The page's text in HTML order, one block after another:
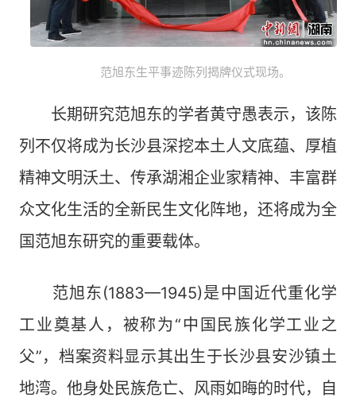
范旭东生平事迹陈列揭牌仪式现场。
长期研究范旭东的学者黄守愚表示，该陈
列不仅将成为长沙县深挖本土人文底蕴、厚植
精神文明沃土、传承湖湘企业家精神、丰富群
众文化生活的全新民生文化阵地，还将成为全
国范旭东研究的重要载体。
范旭东(1883—1945)是中国近代重化学
工业奠基人，被称为“中国民族化学工业之
父”，档案资料显示其出生于长沙县安沙镇土
地湾。他身处民族危亡、风雨如晦的时代，自